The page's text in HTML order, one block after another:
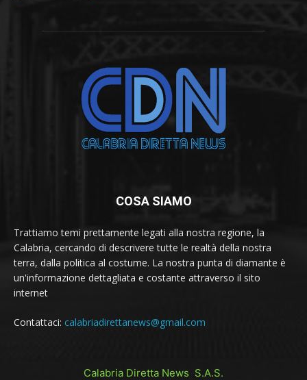
COSA SIAMO
Trattiamo temi prettamente legati alla nostra regione, la
Calabria, cercando di descrivere tutte le realtà della nostra
terra, dalla politica al costume. La nostra punta di diamante è
un'informazione dettagliata e costante attraverso il sito
internet
Contattaci: calabriadirettanews@gmail.com
Calabria Diretta News S.A.S.